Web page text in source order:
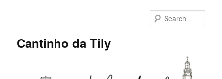
Cantinho da Tily